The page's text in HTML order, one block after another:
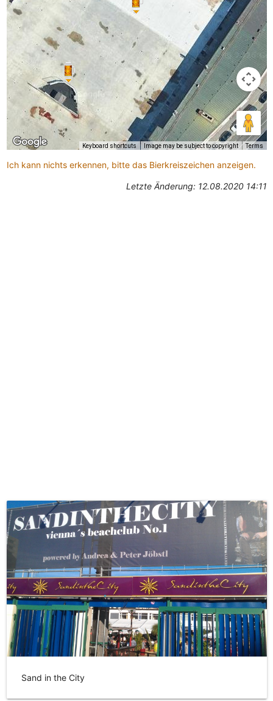
Keyboard shortcuts Image may be subject to copyright Terms
Ich kann nichts erkennen, bitte das Bierkreiszeichen anzeigen.
Letzte Änderung: 12.08.2020 14:11
Sand in the City